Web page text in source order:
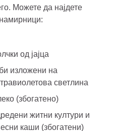
Можете да најдете
од јајца
изложени на
светлина
(збогатено)
житни култури и
каши (збогатени)